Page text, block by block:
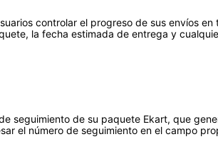
controlar el progreso de sus envíos en
la fecha estimada de entrega y
seguimiento de su paquete Ekart, que
el número de seguimiento en el campo